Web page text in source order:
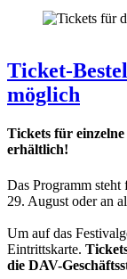
Ticket-
möglich
Tickets für einzelne
erhältlich!
Das Programm steht
29. August oder an
Um auf das
Eintrittskarte.
die DAV-